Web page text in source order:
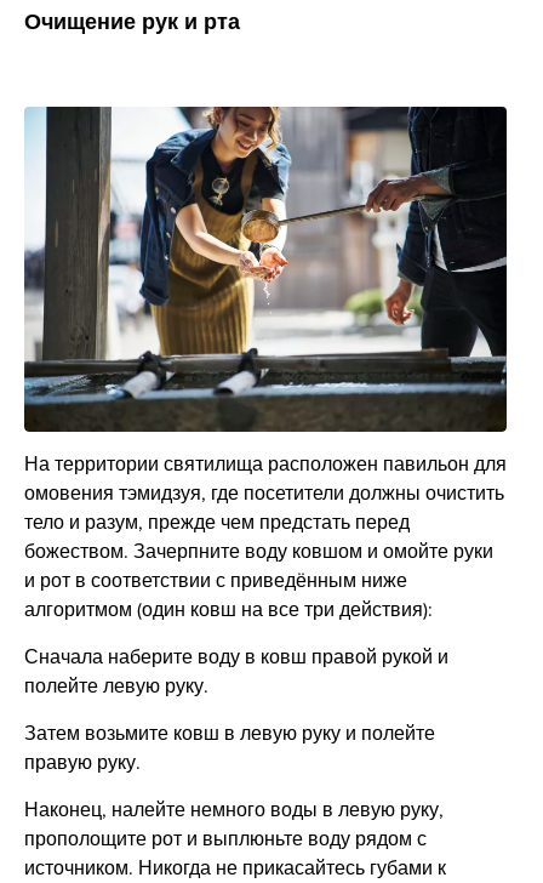
Очищение рук и рта
На территории святилища расположен павильон для
омовения тэмидзуя, где посетители должны очистить
тело и разум, прежде чем предстать перед
божеством. Зачерпните воду ковшом и омойте руки
и рот в соответствии с приведённым ниже
алгоритмом (один ковш на все три действия):
Сначала наберите воду в ковш правой рукой и
полейте левую руку.
Затем возьмите ковш в левую руку и полейте
правую руку.
Наконец, налейте немного воды в левую руку,
прополощите рот и выплюньте воду рядом с
источником. Никогда не прикасайтесь губами к